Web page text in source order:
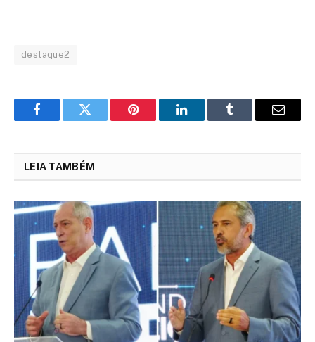
destaque2
FacebookTwitter Pinterest LinkedInTumblr Email
LEIA TAMBÉM